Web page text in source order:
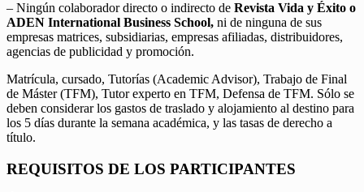
– Ningún colaborador directo o indirecto de Revista Vida y Éxito o
ADEN International Business School, ni de ninguna de sus
empresas matrices, subsidiarias, empresas afiliadas, distribuidores,
agencias de publicidad y promoción.
Matrícula, cursado, Tutorías (Academic Advisor), Trabajo de Final
de Máster (TFM), Tutor experto en TFM, Defensa de TFM. Sólo se
deben considerar los gastos de traslado y alojamiento al destino para
los 5 días durante la semana académica, y las tasas de derecho a
título.
REQUISITOS DE LOS PARTICIPANTES